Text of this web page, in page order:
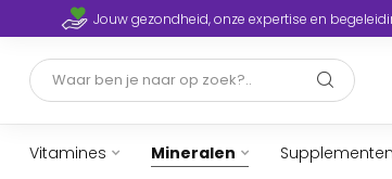
Jouw gezondheid, onze expertise en
Vitamines Mineralen Supplementen